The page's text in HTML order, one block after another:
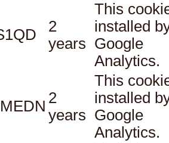
2
years
This
installed
Google
Analytics.
2
years
This
installed
Google
Analytics.